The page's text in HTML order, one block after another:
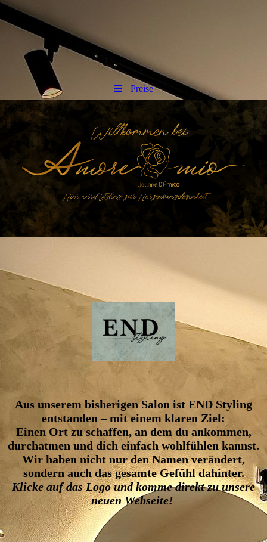
Preise
Aus unserem bisherigen Salon ist END Styling
entstanden – mit einem klaren Ziel:
Einen Ort zu schaffen, an dem du ankommen,
durchatmen und dich einfach wohlfühlen kannst.
Wir haben nicht nur den Namen verändert,
sondern auch das gesamte Gefühl dahinter.
Klicke auf das Logo und komme direkt zu unsere
neuen Webseite!